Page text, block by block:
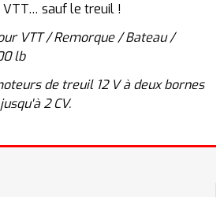
VTT… sauf le treuil !
VTT / Remorque / Bateau /
lb
de treuil 12 V à deux bornes
2 CV.